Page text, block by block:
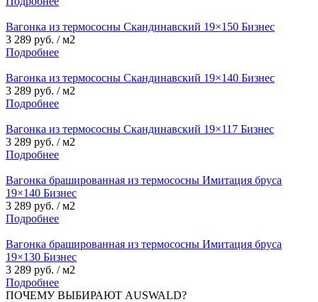
Вагонка из термососны Скандинавский 19×150 Бизнес
3 289 руб. / м2
Подробнее
Вагонка из термососны Скандинавский 19×140 Бизнес
3 289 руб. / м2
Подробнее
Вагонка из термососны Скандинавский 19×117 Бизнес
3 289 руб. / м2
Подробнее
Вагонка брашированная из термососны Имитация бруса
19×140 Бизнес
3 289 руб. / м2
Подробнее
Вагонка брашированная из термососны Имитация бруса
19×130 Бизнес
3 289 руб. / м2
Подробнее
ПОЧЕМУ ВЫБИРАЮТ AUSWALD?